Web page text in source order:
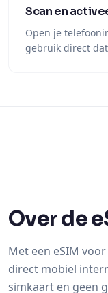
Scan en
Open je
gebruik direct
Over de
Met een eSIM
direct mobiel
simkaart en geen